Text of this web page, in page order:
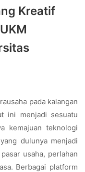
Kreatif
pada kalangan
ini menjadi sesuatu
kemajuan teknologi
dulunya menjadi
usaha, perlahan
Berbagai platform